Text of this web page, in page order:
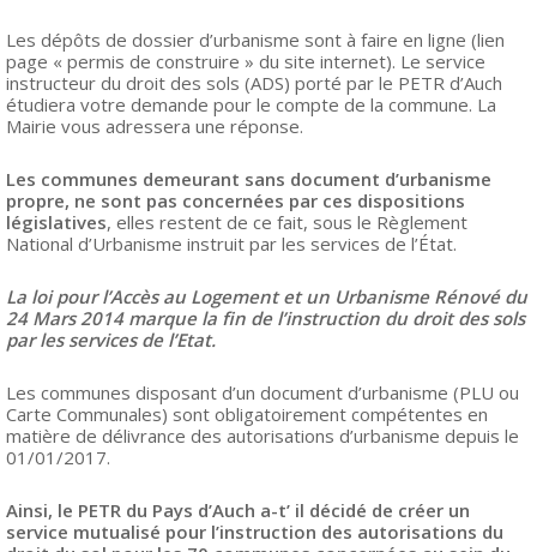
Les dépôts de dossier d’urbanisme sont à faire en ligne (lien
page « permis de construire » du site internet). Le service
instructeur du droit des sols (ADS) porté par le PETR d’Auch
étudiera votre demande pour le compte de la commune. La
Mairie vous adressera une réponse.
Les communes demeurant sans document d’urbanisme
propre, ne sont pas concernées par ces dispositions
législatives, elles restent de ce fait, sous le Règlement
National d’Urbanisme instruit par les services de l’État.
La loi pour l’Accès au Logement et un Urbanisme Rénové du
24 Mars 2014 marque la fin de l’instruction du droit des sols
par les services de l’Etat.
Les communes disposant d’un document d’urbanisme (PLU ou
Carte Communales) sont obligatoirement compétentes en
matière de délivrance des autorisations d’urbanisme depuis le
01/01/2017.
Ainsi, le PETR du Pays d’Auch a-t’ il décidé de créer un
service mutualisé pour l’instruction des autorisations du